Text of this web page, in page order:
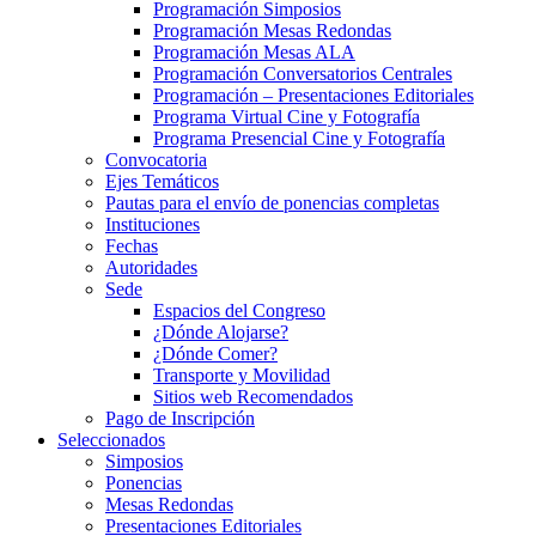
Programación Simposios
Programación Mesas Redondas
Programación Mesas ALA
Programación Conversatorios Centrales
Programación – Presentaciones Editoriales
Programa Virtual Cine y Fotografía
Programa Presencial Cine y Fotografía
Convocatoria
Ejes Temáticos
Pautas para el envío de ponencias completas
Instituciones
Fechas
Autoridades
Sede
Espacios del Congreso
¿Dónde Alojarse?
¿Dónde Comer?
Transporte y Movilidad
Sitios web Recomendados
Pago de Inscripción
Seleccionados
Simposios
Ponencias
Mesas Redondas
Presentaciones Editoriales